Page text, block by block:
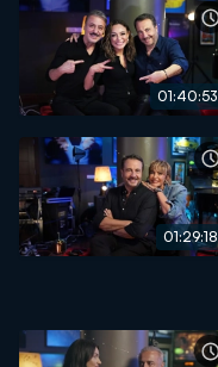
01:40:53
01:29:18